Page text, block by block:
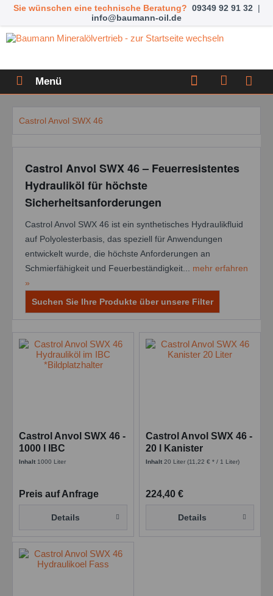
Sie wünschen eine technische Beratung? 09349 92 91 32 |
info@baumann-oil.de
Menü
Castrol Anvol SWX 46
Castrol Anvol SWX 46 – Feuerresistentes
Hydrauliköl für höchste
Sicherheitsanforderungen
Castrol Anvol SWX 46 ist ein synthetisches Hydraulikfluid
auf Polyolesterbasis, das speziell für Anwendungen
entwickelt wurde, die höchste Anforderungen an
Schmierfähigkeit und Feuerbeständigkeit... mehr erfahren
»
Suchen Sie Ihre Produkte über unsere Filter
Castrol Anvol SWX 46 -
1000 l IBC
Inhalt 1000 Liter
Preis auf Anfrage
Details
Castrol Anvol SWX 46 -
20 l Kanister
Inhalt20 Liter(11,22 € * / 1 Liter)
224,40 €
Details